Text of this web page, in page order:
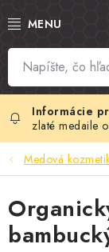
na
SLOVENSKÝ
MANUKA MED
VČELÍ PEĽ
MATERSKÁ
zlaté medaile
Medová